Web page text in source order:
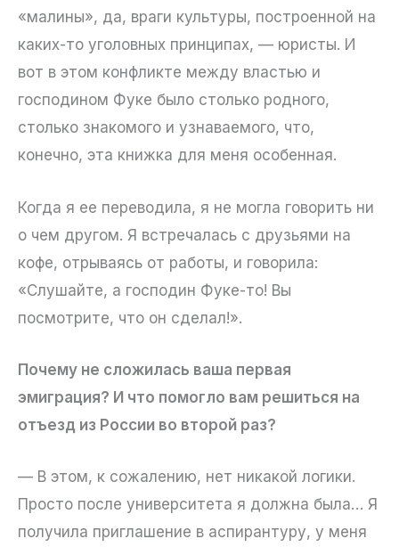
«малины», да, враги культуры, построенной на
каких-то уголовных принципах, — юристы. И
вот в этом конфликте между властью и
господином Фуке было столько родного,
столько знакомого и узнаваемого, что,
конечно, эта книжка для меня особенная.
Когда я ее переводила, я не могла говорить ни
о чем другом. Я встречалась с друзьями на
кофе, отрываясь от работы, и говорила:
«Слушайте, а господин Фуке-то! Вы
посмотрите, что он сделал!».
Почему не сложилась ваша первая
эмиграция? И что помогло вам решиться на
отъезд из России во второй раз?
— В этом, к сожалению, нет никакой логики.
Просто после университета я должна была… Я
получила приглашение в аспирантуру, у меня